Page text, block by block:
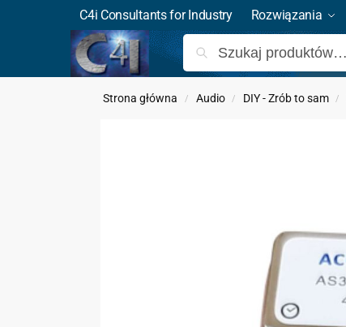
C4i Consultants for Industry Rozwiązania
Strona główna / Audio / DIY - Zrób to sam /